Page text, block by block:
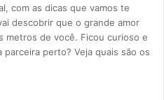
com as dicas que vamos te
descobrir que o grande amor
metros de você. Ficou curioso e
perto? Veja quais são os